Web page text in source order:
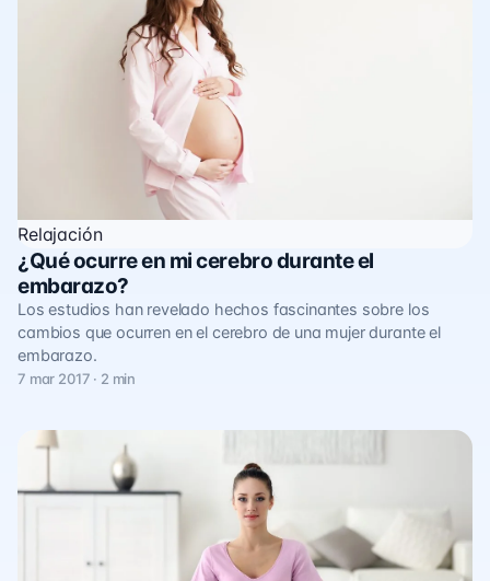
Relajación
¿Qué ocurre en mi cerebro durante el
embarazo?
Los estudios han revelado hechos fascinantes sobre los
cambios que ocurren en el cerebro de una mujer durante el
embarazo.
7 mar 2017 · 2 min